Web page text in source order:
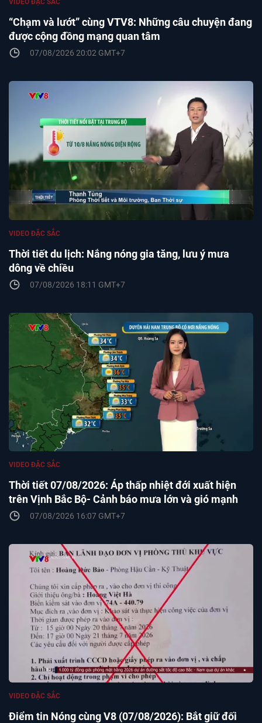
“Chạm và lướt” cùng VTV8: Những câu chuyện đang
được cộng đồng mạng quan tâm
VIDEO ĐẶC SẮC
07/08/2026 20:02 GMT+7
Thời tiết du lịch: Nắng nóng gia tăng, lưu ý mưa
dông về chiều
VIDEO ĐẶC SẮC
07/08/2026 18:11 GMT+7
Thời tiết 07/08/2026: Áp thấp nhiệt đới xuất hiện
trên Vịnh Bắc Bộ- Cảnh báo mưa lớn và gió mạnh
VIDEO ĐẶC SẮC
07/08/2026 16:07 GMT+7
Điểm tin Nóng cùng V8 (07/08/2026): Bắt giữ đối
VIDEO ĐẶC SẮC